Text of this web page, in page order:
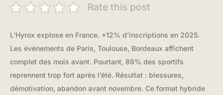
Rate this post
L’Hyrox explose en France. +12% d’inscriptions en 2025.
Les événements de Paris, Toulouse, Bordeaux affichent
complet des mois avant. Pourtant, 89% des sportifs
reprennent trop fort après l’été. Résultat : blessures,
démotivation, abandon avant novembre. Ce format hybride